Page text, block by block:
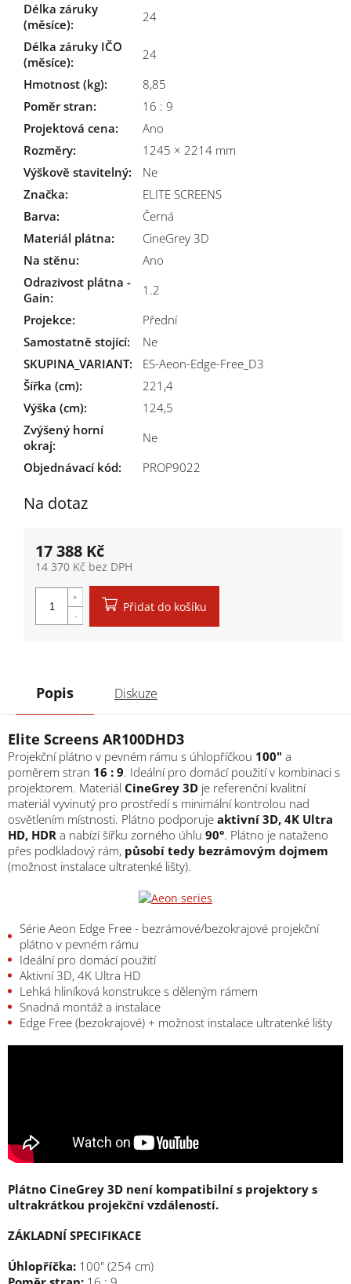
Na dotaz
Délka záruky
(měsíce):
24
Délka záruky IČO
(měsíce):
24
Hmotnost (kg):
8,85
Poměr stran:
16 : 9
Projektová cena:
Ano
Rozměry:
1245 × 2214 mm
Výškově stavitelný:
Ne
Značka:
ELITE SCREENS
Barva:
Černá
Materiál plátna:
CineGrey 3D
Na stěnu:
Ano
Odrazivost plátna -
Gain:
1.2
Projekce:
Přední
Samostatně stojící:
Ne
SKUPINA_VARIANT:
ES-Aeon-Edge-Free_D3
Šířka (cm):
221,4
Výška (cm):
124,5
Zvýšený horní
okraj:
Ne
Objednávací kód:
PROP9022
17 388 Kč
14 370 Kč bez DPH
Přidat do košíku
Popis Diskuze
Elite Screens AR100DHD3
Projekční plátno v pevném rámu s úhlopříčkou 100" a
poměrem stran 16 : 9. Ideální pro domácí použití v kombinaci s
projektorem. Materiál CineGrey 3D je referenční kvalitní
materiál vyvinutý pro prostředí s minimální kontrolou nad
osvětlením místnosti. Plátno podporuje aktivní 3D, 4K Ultra
HD, HDR a nabízí šířku zorného úhlu 90°. Plátno je nataženo
přes podkladový rám, působí tedy bezrámovým dojmem
(možnost instalace ultratenké lišty).
Série Aeon Edge Free - bezrámové/bezokrajové projekční
plátno v pevném rámu
Ideální pro domácí použití
Aktivní 3D, 4K Ultra HD
Lehká hliníková konstrukce s děleným rámem
Snadná montáž a instalace
Edge Free (bezokrajové) + možnost instalace ultratenké lišty
Plátno CineGrey 3D není kompatibilní s projektory s
ultrakrátkou projekční vzdáleností.
ZÁKLADNÍ SPECIFIKACE
Úhlopříčka: 100" (254 cm)